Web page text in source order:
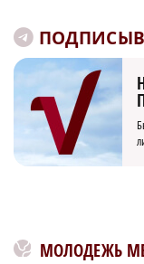
МОЛОДЕЖЬ